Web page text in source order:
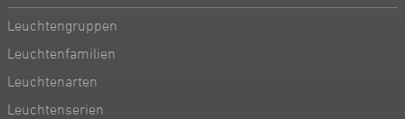
Leuchtengruppen
Leuchtenfamilien
Leuchtenarten
Leuchtenserien